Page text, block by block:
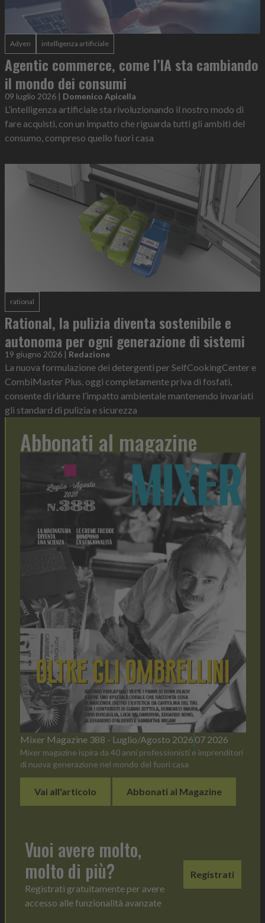
Adyen intelligenza artificiale
Agentic commerce, come l’IA sta cambiando
il mondo dei consumi
09 luglio 2026 | Domenico Apicella
L’intelligenza artificiale sta rivoluzionando il nostro modo di
fare acquisti, con un impatto che riguarda tutti gli ambiti del
consumo, compreso quello fuori casa
rational
Rational, la pulizia diventa sostenibile e
autonoma per ogni generazione di sistemi
19 giugno 2026 | Redazione
La nuova formulazione dei detergenti per SelfCookingCenter e
CombiMaster Plus, oggi completamente priva di fosfati,
consente di ridurre l’impatto ambientale mantenendo invariati
gli standard di pulizia e sicurezza
Abbonati al magazine
Mixer Magazine 388 - Luglio/Agosto 2026 07 2026
Mixer magazine ispira da 40 anni professionisti e imprenditori
di nuova generazione nel mondo del fuori casa
Vai all'articolo Abbonati al Magazine
Vuoi avere molto,
molto di più?
Registrati gratuitamente per avere
accesso alle funzionalità avanzate
Registrati